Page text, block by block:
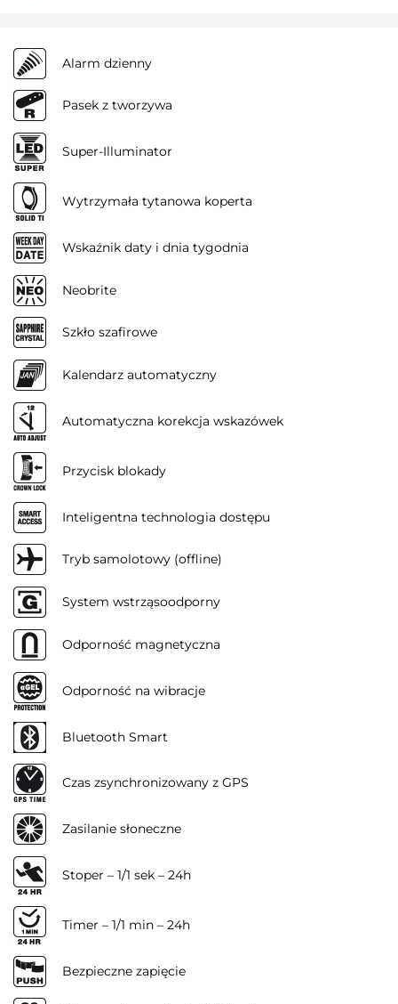
Alarm dzienny
Pasek z tworzywa
Super-Illuminator
Wytrzymała tytanowa koperta
Wskaźnik daty i dnia tygodnia
Neobrite
Szkło szafirowe
Kalendarz automatyczny
Automatyczna korekcja wskazówek
Przycisk blokady
Inteligentna technologia dostępu
Tryb samolotowy (offline)
System wstrząsoodporny
Odporność magnetyczna
Odporność na wibracje
Bluetooth Smart
Czas zsynchronizowany z GPS
Zasilanie słoneczne
Stoper – 1/1 sek – 24h
Timer – 1/1 min – 24h
Bezpieczne zapięcie